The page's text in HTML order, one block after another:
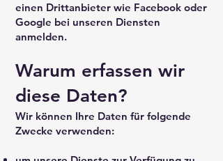
einen Drittanbieter wie Facebook oder
Google bei unseren Diensten
anmelden.
Warum erfassen wir
diese Daten?
Wir können Ihre Daten für folgende
Zwecke verwenden: